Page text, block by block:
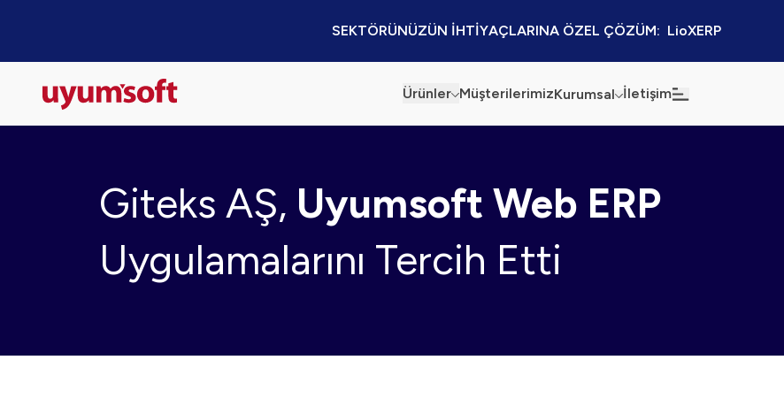
SEKTÖRÜNÜZÜN İHTİYAÇLARINA ÖZEL ÇÖZÜM:  LioXERP
Ürünler MüşterilerimizKurumsal
Sürdürülebilirlik
Bilgi Güvenliği
İletişim
Kaynaklar
Giteks AŞ, Uyumsoft Web ERP
Uygulamalarını Tercih Etti